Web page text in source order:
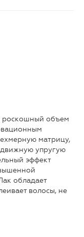
роскошный объем
матрицу,
упругую
эффект
обладает
волосы, не